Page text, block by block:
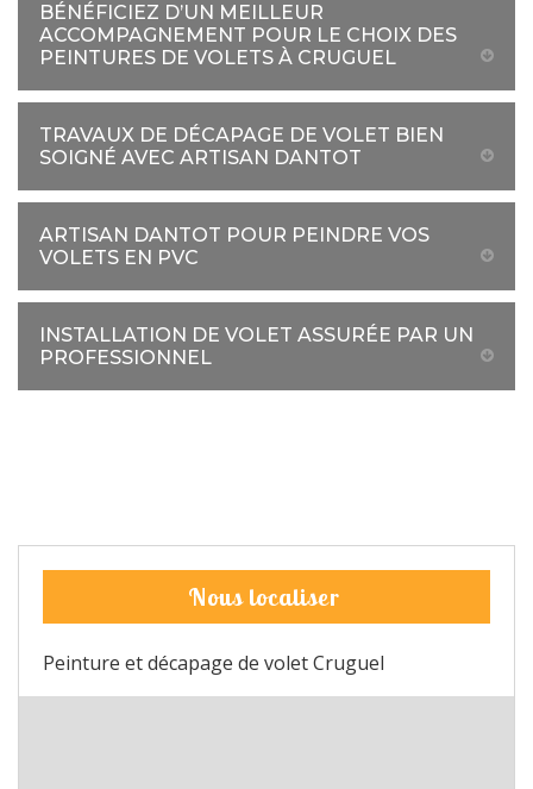
BÉNÉFICIEZ D’UN MEILLEUR
ACCOMPAGNEMENT POUR LE CHOIX DES
PEINTURES DE VOLETS À CRUGUEL
TRAVAUX DE DÉCAPAGE DE VOLET BIEN
SOIGNÉ AVEC ARTISAN DANTOT
ARTISAN DANTOT POUR PEINDRE VOS
VOLETS EN PVC
INSTALLATION DE VOLET ASSURÉE PAR UN
PROFESSIONNEL
Nous localiser
Peinture et décapage de volet Cruguel